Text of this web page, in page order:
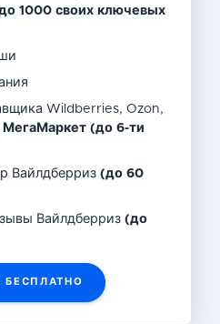
1000 своих ключевых
Wildberries, Ozon,
МегаМаркет (до 6-ти
Вайлдберриз(до 60
Вайлдберриз(до
БЕСПЛАТНО